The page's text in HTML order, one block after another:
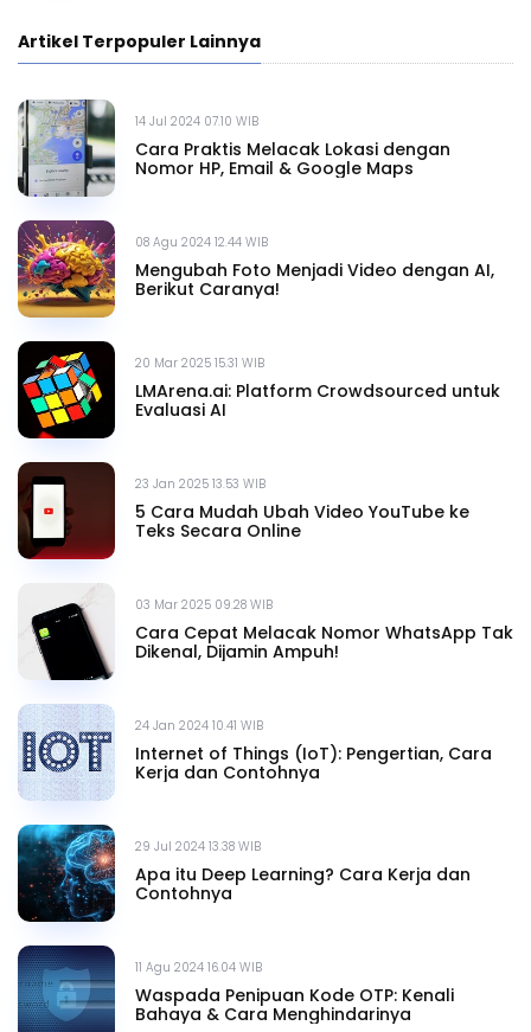
Artikel Terpopuler Lainnya
14 Jul 2024 07.10 WIB
Cara Praktis Melacak Lokasi dengan
Nomor HP, Email & Google Maps
08 Agu 2024 12.44 WIB
Mengubah Foto Menjadi Video dengan AI,
Berikut Caranya!
20 Mar 2025 15.31 WIB
LMArena.ai: Platform Crowdsourced untuk
Evaluasi AI
23 Jan 2025 13.53 WIB
5 Cara Mudah Ubah Video YouTube ke
Teks Secara Online
03 Mar 2025 09.28 WIB
Cara Cepat Melacak Nomor WhatsApp Tak
Dikenal, Dijamin Ampuh!
24 Jan 2024 10.41 WIB
Internet of Things (IoT): Pengertian, Cara
Kerja dan Contohnya
29 Jul 2024 13.38 WIB
Apa itu Deep Learning? Cara Kerja dan
Contohnya
11 Agu 2024 16.04 WIB
Waspada Penipuan Kode OTP: Kenali
Bahaya & Cara Menghindarinya